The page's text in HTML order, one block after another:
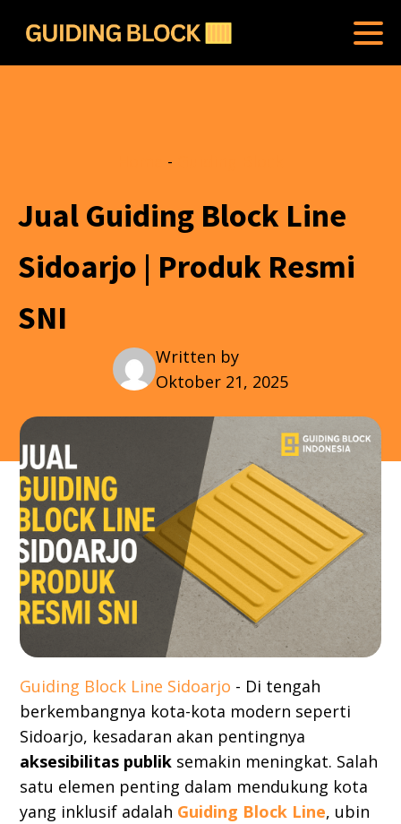
-
Jual Guiding Block Line
Sidoarjo | Produk Resmi
SNI
Written by
Oktober 21, 2025
Guiding Block Line Sidoarjo - Di tengah
berkembangnya kota-kota modern seperti
Sidoarjo, kesadaran akan pentingnya
aksesibilitas publik semakin meningkat. Salah
satu elemen penting dalam mendukung kota
yang inklusif adalah Guiding Block Line, ubin